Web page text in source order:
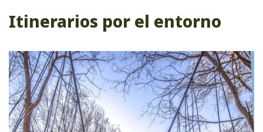
Itinerarios por el entorno